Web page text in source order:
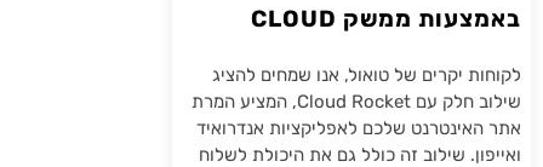
באמצעות ממשק CLOUD
לקוחות יקרים של טואול, אנו שמחים להציג
שילוב חלק עם Cloud Rocket, המציע המרת
אתר האינטרנט שלכם לאפליקציות אנדרואיד
ואייפון. שילוב זה כולל גם את היכולת לשלוח